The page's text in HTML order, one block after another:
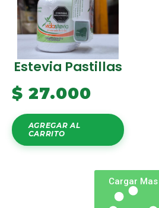
Estevia Pastillas
$ 27.000
AGREGAR AL
CARRITO
Cargar Mas